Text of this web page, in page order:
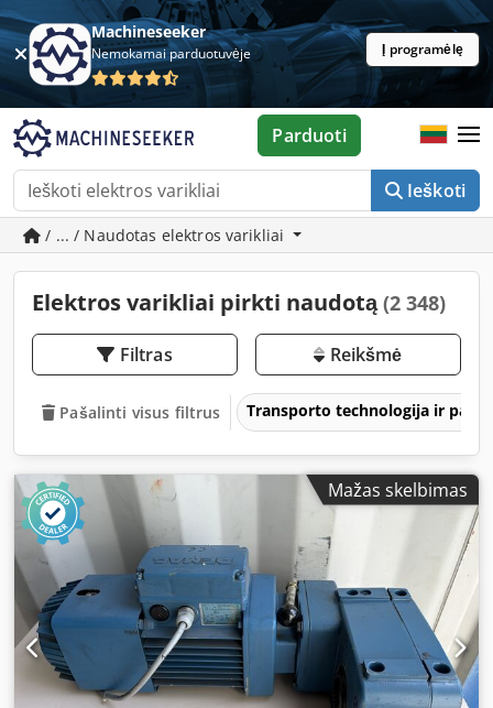
Machineseeker
Nemokamai parduotuvėje Į programėlę
Ieškoti
Parduoti
/ ... / Naudotas elektros varikliai
Elektros varikliai pirkti naudotą(2 348)
Filtras Reikšmė
Pašalinti visus filtrus Transporto technologija ir
Mažas skelbimas